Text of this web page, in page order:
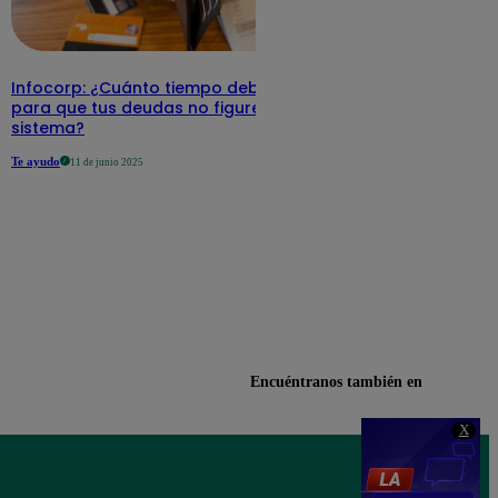
X
Infocorp: ¿Cuánto tiempo debe pasar
para que tus deudas no figuren en su
sistema?
Te ayudo 11 de junio 2025
Encuéntranos también en